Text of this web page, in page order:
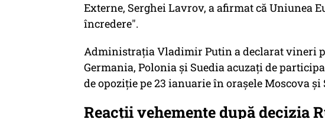
Externe, Serghei Lavrov, a afirmat că Uniunea
încredere".
Administraţia Vladimir Putin a declarat vineri
Germania, Polonia şi Suedia acuzaţi de
de opoziţie pe 23 ianuarie în oraşele Moscova şi
Reacții vehemente după decizia